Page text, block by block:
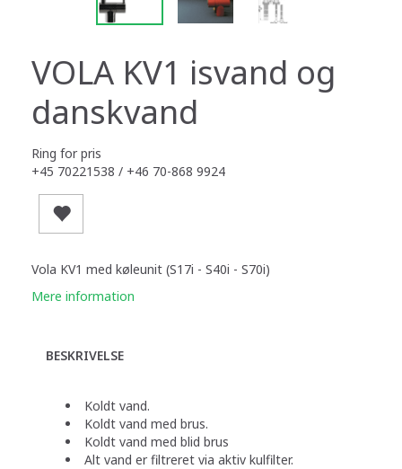
VOLA KV1 isvand og
danskvand
Ring for pris
+45 70221538 / +46 70-868 9924
Vola KV1 med køleunit (S17i - S40i - S70i)
Mere information
BESKRIVELSE
Koldt vand.
Koldt vand med brus.
Koldt vand med blid brus
Alt vand er filtreret via aktiv kulfilter.